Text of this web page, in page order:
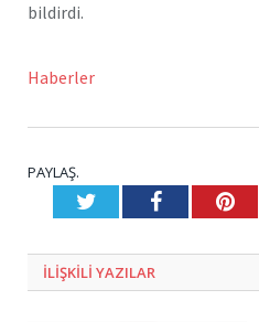
bildirdi.
Haberler
PAYLAŞ.
TwitterFacebook
ILIŞKILI YAZILAR